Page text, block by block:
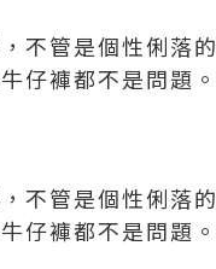
不管是個性俐落的
仔褲都不是問題。
不管是個性俐落的
仔褲都不是問題。